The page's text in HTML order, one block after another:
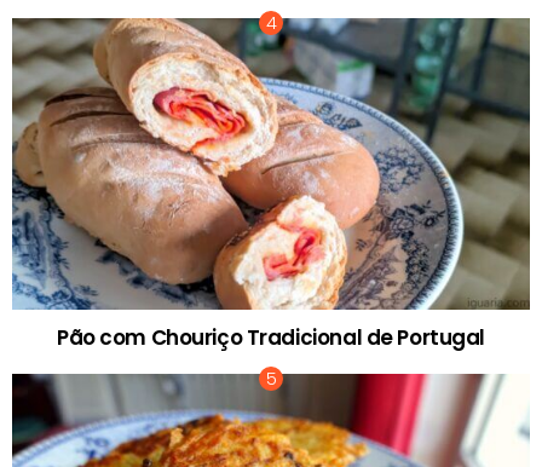
Pão com Chouriço Tradicional de Portugal